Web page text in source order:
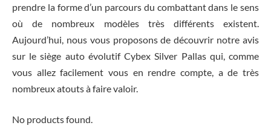
prendre la forme d’un parcours du combattant dans le sens
où de nombreux modèles très différents existent.
Aujourd’hui, nous vous proposons de découvrir notre avis
sur le siège auto évolutif Cybex Silver Pallas qui, comme
vous allez facilement vous en rendre compte, a de très
nombreux atouts à faire valoir.
No products found.